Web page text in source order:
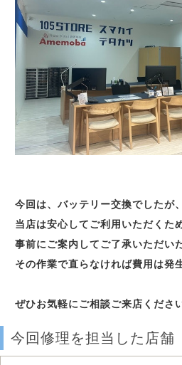
今回は、バッテリー交換でしたが
当店は安心してご利用いただくた
事前にご案内してご了承いただい
その作業で直らなければ費用は発
ぜひお気軽にご相談ご来店くださ
今回修理を担当した店舗